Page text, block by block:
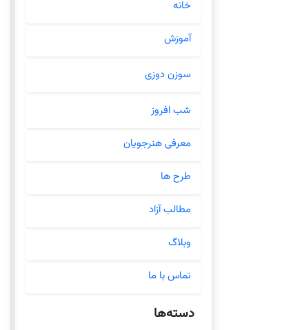
خانه
آموزش
سوزن دوزی
شب افروز
معرفی هنرجویان
طرح ها
مطالب آزاد
وبلاگ
تماس با ما
دسته‌ها